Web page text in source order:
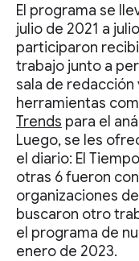
El programa se
julio de 2021 a
participaron
trabajo junto a
sala de redacción
herramientas
Trends para el
Luego, se les
el diario: El
otras 6 fueron
organizaciones
buscaron otro
el programa de
enero de 2023.